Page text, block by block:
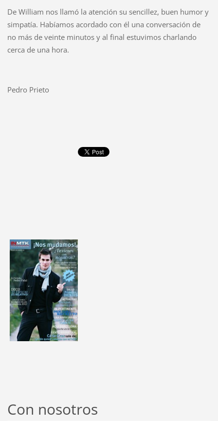
De William nos llamó la atención su sencillez, buen humor y
simpatía. Habíamos acordado con él una conversación de
no más de veinte minutos y al final estuvimos charlando
cerca de una hora.
Pedro Prieto
Con nosotros